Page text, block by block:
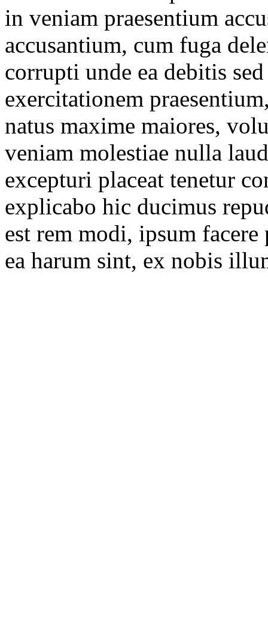
in veniam praesentium
accusantium, cum fuga
corrupti unde ea debitis
exercitationem
natus maxime maiores,
veniam molestiae nulla
excepturi placeat tenetur
explicabo hic ducimus
est rem modi, ipsum
ea harum sint, ex nobis